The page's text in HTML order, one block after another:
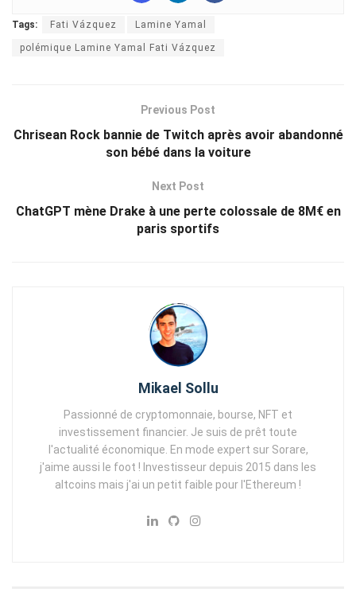
Tags: Fati Vázquez Lamine Yamal
polémique Lamine Yamal Fati Vázquez
Previous Post
Chrisean Rock bannie de Twitch après avoir abandonné
son bébé dans la voiture
Next Post
ChatGPT mène Drake à une perte colossale de 8M€ en
paris sportifs
Mikael Sollu
Passionné de cryptomonnaie, bourse, NFT et
investissement financier. Je suis de prêt toute
l'actualité économique. En mode expert sur Sorare,
j'aime aussi le foot ! Investisseur depuis 2015 dans les
altcoins mais j'ai un petit faible pour l'Ethereum !